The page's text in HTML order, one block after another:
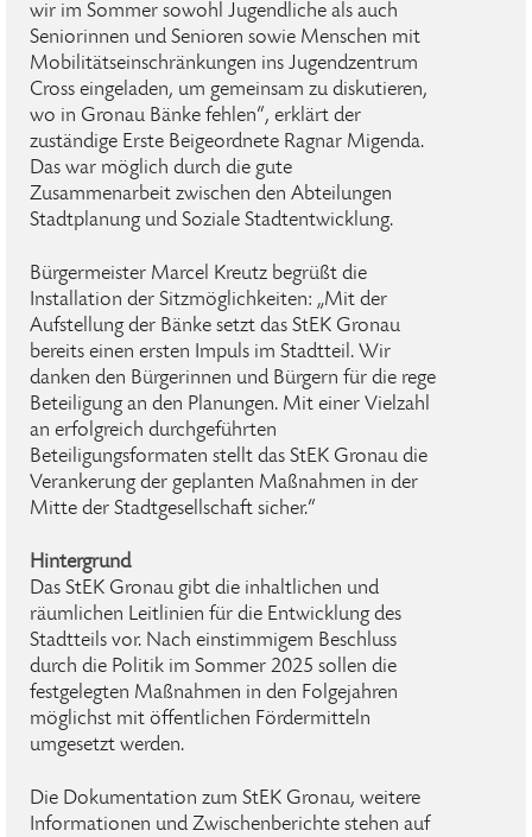
wir im Sommer sowohl Jugendliche als auch
Seniorinnen und Senioren sowie Menschen mit
Mobilitätseinschränkungen ins Jugendzentrum
Cross eingeladen, um gemeinsam zu diskutieren,
wo in Gronau Bänke fehlen“, erklärt der
zuständige Erste Beigeordnete Ragnar Migenda.
Das war möglich durch die gute
Zusammenarbeit zwischen den Abteilungen
Stadtplanung und Soziale Stadtentwicklung.
Bürgermeister Marcel Kreutz begrüßt die
Installation der Sitzmöglichkeiten: „Mit der
Aufstellung der Bänke setzt das StEK Gronau
bereits einen ersten Impuls im Stadtteil. Wir
danken den Bürgerinnen und Bürgern für die rege
Beteiligung an den Planungen. Mit einer Vielzahl
an erfolgreich durchgeführten
Beteiligungsformaten stellt das StEK Gronau die
Verankerung der geplanten Maßnahmen in der
Mitte der Stadtgesellschaft sicher.“
Hintergrund
Das StEK Gronau gibt die inhaltlichen und
räumlichen Leitlinien für die Entwicklung des
Stadtteils vor. Nach einstimmigem Beschluss
durch die Politik im Sommer 2025 sollen die
festgelegten Maßnahmen in den Folgejahren
möglichst mit öffentlichen Fördermitteln
umgesetzt werden.
Die Dokumentation zum StEK Gronau, weitere
Informationen und Zwischenberichte stehen auf